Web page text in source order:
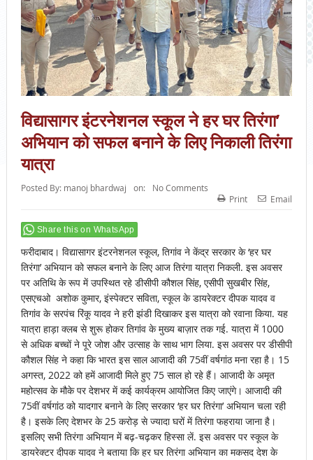
विद्यासागर इंटरनेशनल स्कूल ने हर घर तिरंगा’
अभियान को सफल बनाने के लिए निकाली तिरंगा
यात्रा
Posted By: manoj bhardwaj on:
No Comments
Print
Email
Share this on WhatsApp
फरीदाबाद। विद्यासागर इंटरनेशनल स्कूल, तिगांव ने केंद्र सरकार के ‘हर घर
तिरंगा’ अभियान को सफल बनाने के लिए आज तिरंगा यात्रा निकली. इस अवसर
पर अतिथि के रूप में उपस्थित रहे डीसीपी कौशल सिंह, एसीपी सुखबीर सिंह,
एसएचओ अशोक कुमार, इंस्पेक्टर सविता, स्कूल के डायरेक्टर दीपक यादव व
तिगांव के सरपंच रिंकू यादव ने हरी झंडी दिखाकर इस यात्रा को रवाना किया. यह
यात्रा हाड़ा क्लब से शुरू होकर तिगांव के मुख्य बाज़ार तक गई. यात्रा में 1000
से अधिक बच्चों ने पूरे जोश और उत्साह के साथ भाग लिया. इस अवसर पर डीसीपी
कौशल सिंह ने कहा कि भारत इस साल आजादी की 75वीं वर्षगांठ मना रहा है। 15
अगस्त, 2022 को हमें आजादी मिले हुए 75 साल हो रहे हैं। आजादी के अमृत
महोत्सव के मौके पर देशभर में कई कार्यक्रम आयोजित किए जाएंगे। आजादी की
75वीं वर्षगांठ को यादगार बनाने के लिए सरकार ‘हर घर तिरंगा’ अभियान चला रही
है। इसके लिए देशभर के 25 करोड़ से ज्यादा घरों में तिरंगा फहराया जाना है।
इसलिए सभी तिरंगा अभियान में बढ़-चढ़कर हिस्सा लें. इस अवसर पर स्कूल के
डायरेक्टर दीपक यादव ने बताया कि हर घर तिरंगा अभियान का मकसद देश के